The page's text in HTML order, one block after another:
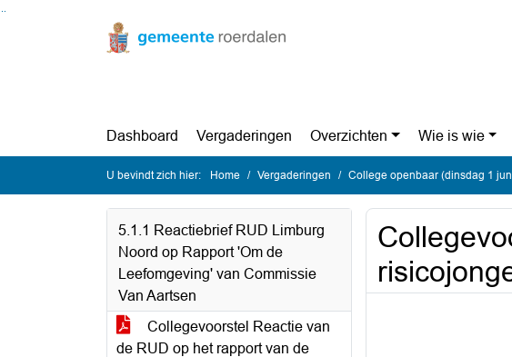
Ga naar de inhoud van deze pagina
Ga naar het zoeken
Ga naar het menu
Dashboard Vergaderingen Overzichten Wie is wie
U bevindt zich hier: Home Vergaderingen College openbaar (dinsdag 1
5.1.1 Reactiebrief RUD Limburg
Noord op Rapport 'Om de
Leefomgeving' van Commissie
Van Aartsen
Collegevoorstel Reactie van
de RUD op het rapport van de